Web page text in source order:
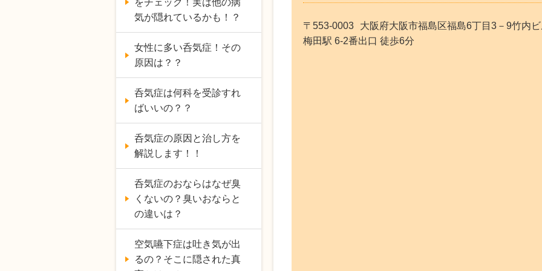
〒553-0003
大阪府大阪市福島区福島6丁目3－9竹内
梅田駅 6-2番出口 徒歩6分
をチェック！実は他の病
気が隠れているかも！？
女性に多い呑気症！その
原因は？？
呑気症は何科を受診すれ
ばいいの？？
呑気症の原因と治し方を
解説します！！
呑気症のおならはなぜ臭
くないの？臭いおならと
の違いは？
空気嚥下症は吐き気が出
るの？そこに隠された真